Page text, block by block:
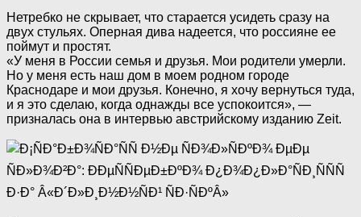
Нетребко не скрывает, что старается усидеть сразу на
двух стульях. Оперная дива надеется, что россияне ее
поймут и простят.
«У меня в России семья и друзья. Мои родители умерли.
Но у меня есть наш дом в моем родном городе
Краснодаре и мои друзья. Конечно, я хочу вернуться туда,
и я это сделаю, когда однажды все успокоится», —
призналась она в интервью австрийскому изданию Zeit.